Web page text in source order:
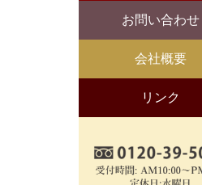
お問い合わせ
会社概要
リンク